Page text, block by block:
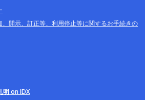
開示、訂正等、利用停止等に関するお手続きの
明 on IDX